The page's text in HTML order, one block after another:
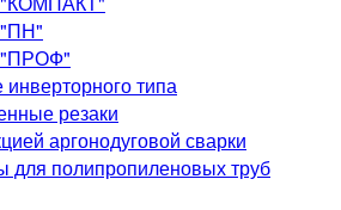
"ПН"
"ПРОФ"
типа
резаки
аргонодуговой сварки
для полипропиленовых труб